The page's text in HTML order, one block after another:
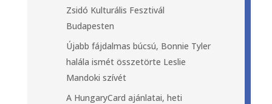
Zsidó Kulturális Fesztivál
Budapesten
Újabb fájdalmas búcsú, Bonnie Tyler
halála ismét összetörte Leslie
Mandoki szívét
A HungaryCard ajánlatai, heti